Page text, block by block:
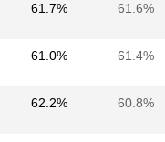
61.7% 61.6%
61.0% 61.4%
62.2% 60.8%